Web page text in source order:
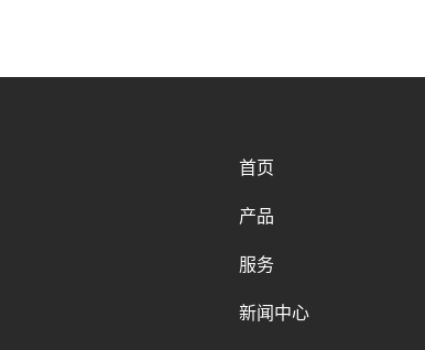
首页
产品
服务
新闻中心